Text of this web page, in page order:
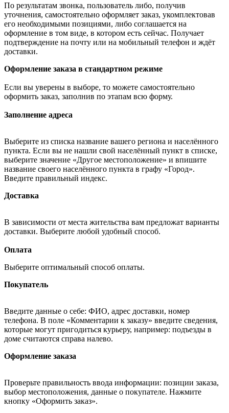
По результатам звонка, пользователь либо, получив
уточнения, самостоятельно оформляет заказ, укомплектовав
его необходимыми позициями, либо соглашается на
оформление в том виде, в котором есть сейчас. Получает
подтверждение на почту или на мобильный телефон и ждёт
доставки.
Оформление заказа в стандартном режиме
Если вы уверены в выборе, то можете самостоятельно
оформить заказ, заполнив по этапам всю форму.
Заполнение адреса
Выберите из списка название вашего региона и населённого
пункта. Если вы не нашли свой населённый пункт в списке,
выберите значение «Другое местоположение» и впишите
название своего населённого пункта в графу «Город».
Введите правильный индекс.
Доставка
В зависимости от места жительства вам предложат варианты
доставки. Выберите любой удобный способ.
Оплата
Выберите оптимальный способ оплаты.
Покупатель
Введите данные о себе: ФИО, адрес доставки, номер
телефона. В поле «Комментарии к заказу» введите сведения,
которые могут пригодиться курьеру, например: подъезды в
доме считаются справа налево.
Оформление заказа
Проверьте правильность ввода информации: позиции заказа,
выбор местоположения, данные о покупателе. Нажмите
кнопку «Оформить заказ».